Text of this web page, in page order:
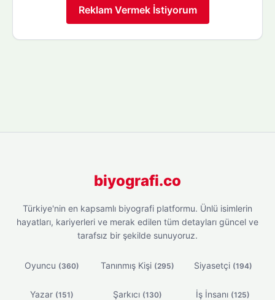
Reklam Vermek İstiyorum
biyografi.co
Türkiye'nin en kapsamlı biyografi platformu. Ünlü isimlerin
hayatları, kariyerleri ve merak edilen tüm detayları güncel ve
tarafsız bir şekilde sunuyoruz.
Oyuncu (360) Tanınmış Kişi (295) Siyasetçi (194)
Yazar (151) Şarkıcı (130) İş İnsanı (125)